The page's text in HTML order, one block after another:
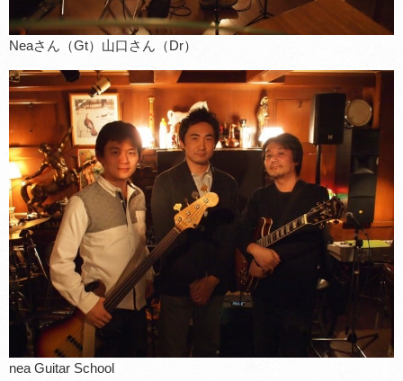
Neaさん（Gt）山口さん（Dr）
nea Guitar School